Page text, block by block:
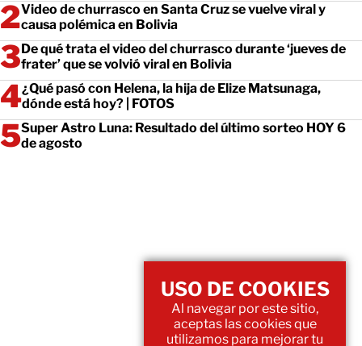
Video de churrasco en Santa Cruz se vuelve viral y
causa polémica en Bolivia
De qué trata el video del churrasco durante ‘jueves de
frater’ que se volvió viral en Bolivia
¿Qué pasó con Helena, la hija de Elize Matsunaga,
dónde está hoy? | FOTOS
Super Astro Luna: Resultado del último sorteo HOY 6
de agosto
USO DE COOKIES
Al navegar por este sitio,
aceptas las cookies que
utilizamos para mejorar tu